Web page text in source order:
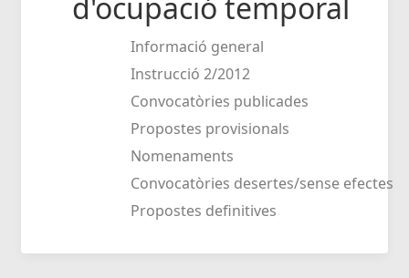
Informació general
Instrucció 2/2012
Convocatòries publicades
Propostes provisionals
Nomenaments
Convocatòries desertes/sense efectes
Propostes definitives